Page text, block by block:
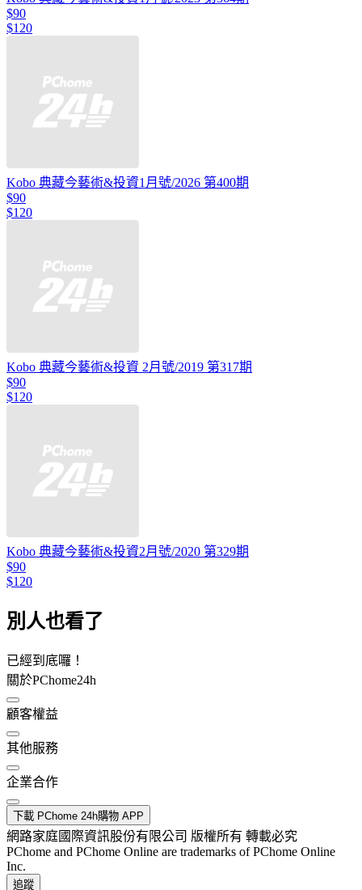
$90
$120
Kobo 典藏今藝術&投資1月號/2026 第400期
$90
$120
Kobo 典藏今藝術&投資 2月號/2019 第317期
$90
$120
Kobo 典藏今藝術&投資2月號/2020 第329期
$90
$120
別人也看了
已經到底囉！
關於PChome24h
顧客權益
其他服務
企業合作
下載 PChome 24h購物 APP
網路家庭國際資訊股份有限公司 版權所有 轉載必究
PChome and PChome Online are trademarks of PChome Online
Inc.
追蹤